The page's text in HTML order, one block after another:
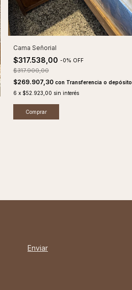
Cama Señorial
$317.538,00 -0% OFF
$317.900,00
$269.907,30 con Transferencia o depósito
6 x $52.923,00 sin interés
Comprar